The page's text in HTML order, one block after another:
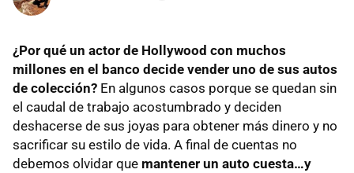
¿Por qué un actor de Hollywood con muchos
millones en el banco decide vender uno de sus autos
de colección? En algunos casos porque se quedan sin
el caudal de trabajo acostumbrado y deciden
deshacerse de sus joyas para obtener más dinero y no
sacrificar su estilo de vida. A final de cuentas no
debemos olvidar que mantener un auto cuesta…y